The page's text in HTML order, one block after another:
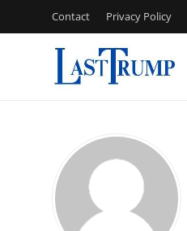
Contact Privacy Policy
Press Release
Privacy Policy